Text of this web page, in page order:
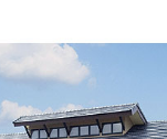
商品情報 Kawara